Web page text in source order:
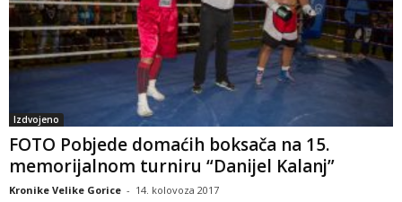
Izdvojeno
FOTO Pobjede domaćih boksača na 15.
memorijalnom turniru “Danijel Kalanj”
Kronike Velike Gorice - 14. kolovoza 2017